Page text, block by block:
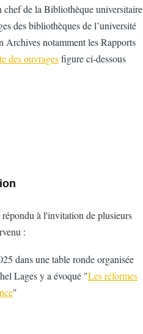
de la Bibliothèque universitaire
des bibliothèques de l’université
Archives notamment les Rapports
des ouvragesfigure ci-dessous
à l'invitation de plusieurs
:
dans une table ronde organisée
Lages y a évoqué "Les réformes
"